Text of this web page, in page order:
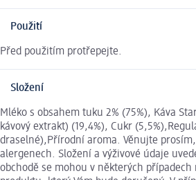
Použití
Před použitím protřepejte.
Složení
Mléko s obsahem tuku 2% (75%), Káva
kávový extrakt) (19,4%), Cukr
draselné),Přírodní aroma. Věnujte
alergenech. Složení a výživové údaje
obchodě se mohou v některých